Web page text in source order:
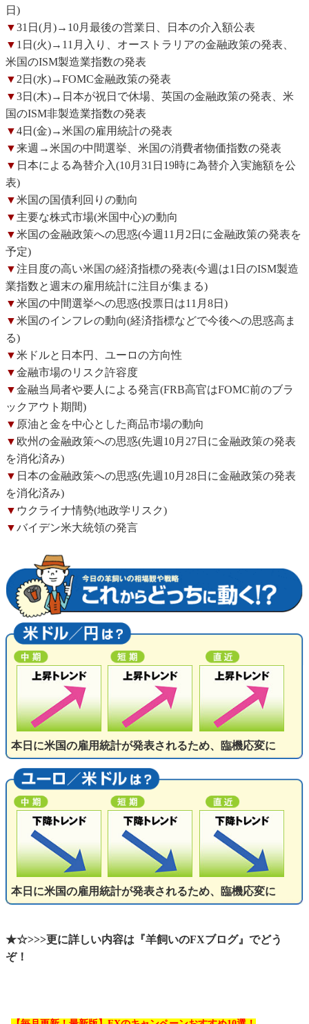
日)
▼31日(月)→10月最後の営業日、日本の介入額公表
▼ 1日(火)→11月入り、オーストラリアの金融政策の発表、
米国のISM製造業指数の発表
▼2日(水)→FOMC金融政策の発表
▼3日(木)→日本が祝日で休場、英国の金融政策の発表、米
国のISM非製造業指数の発表
▼4日(金)→米国の雇用統計の発表
▼来週→米国の中間選挙、米国の消費者物価指数の発表
▼ 日本による為替介入(10月31日19時に為替介入実施額を公
表)
▼米国の国債利回りの動向
▼ 主要な株式市場(米国中心)の動向
▼米国の金融政策への思惑(今週11月2日に金融政策の発表を
予定)
▼注目度の高い米国の経済指標の発表(今週は1日のISM製造
業指数と週末の雇用統計に注目が集まる)
▼米国の中間選挙への思惑(投票日は11月8日)
▼米国のインフレの動向(経済指標などで今後への思惑高ま
る)
▼米ドルと日本円、ユーロの方向性
▼金融市場のリスク許容度
▼金融当局者や要人による発言(FRB高官はFOMC前のブラ
ックアウト期間)
▼ 原油と金を中心とした商品市場の動向
▼ 欧州の金融政策への思惑(先週10月27日に金融政策の発表
を消化済み)
▼ 日本の金融政策への思惑(先週10月28日に金融政策の発表
を消化済み)
▼ ウクライナ情勢(地政学リスク)
▼バイデン米大統領の発言
本日に米国の雇用統計が発表されるため、臨機応変に
本日に米国の雇用統計が発表されるため、臨機応変に
★☆>>>更に詳しい内容は『羊飼いのFXブログ』でどう
ぞ！